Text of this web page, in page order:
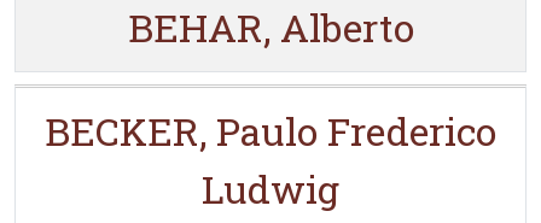
BEHAR, Alberto
BECKER, Paulo Frederico
Ludwig